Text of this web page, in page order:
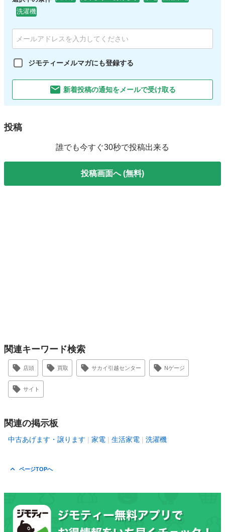
洗濯機
ジモティーメルマガにも登録する
新着投稿の通知をメールで受け取る
投稿
誰でも今すぐ30秒で投稿出来る
投稿画面へ (無料)
関連キーワード検索
店頭 買取 サカイ引越センター Nゲージ
サイト
関連の掲示板
中古あげます・譲ります 家電 生活家電 洗濯機
ページTOPへ